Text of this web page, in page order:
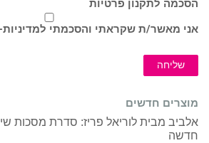
הסכמה לתקנון פרטיות
אני מאשר/ת שקראתי והסכמתי ל
שליחה
מוצרים חדשים
אלביב מבית לוריאל פריז: סדרת מסכות
חדשה